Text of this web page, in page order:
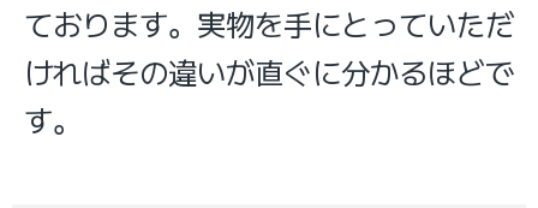
ております。実物を手にとっていただ
ければその違いが直ぐに分かるほどで
す。